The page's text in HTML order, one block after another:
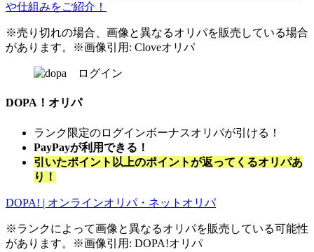
や仕組みをご紹介！
※売り切れの場合、画像と異なるオリパを販売している場合
があります。※画像引用: Cloveオリパ
DOPA！オリパ
ランク限定のログインボーナスオリパが引ける！
PayPayが利用できる！
引いたポイント以上のポイントが返ってくるオリパあ
り！
DOPA! | オンラインオリパ・ネットオリパ
※ランクによって画像と異なるオリパを販売している可能性
があります。※画像引用: DOPA!オリパ